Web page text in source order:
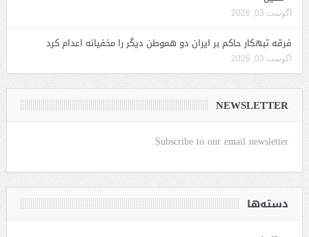
آگوست 03, 2026
فرقه تبهکار حاکم بر ایران دو هموطن دیگر را مخفیانه اعدام کرد
آگوست 03, 2026
NEWSLETTER
Subscribe to our email newsletter.
دسته‌ها